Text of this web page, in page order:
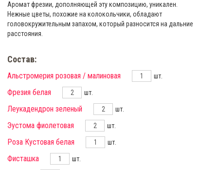
Аромат фрезии, дополняющей эту композицию, уникален.
Нежные цветы, похожие на колокольчики, обладают
головокружительным запахом, который разносится на дальние
расстояния.
Состав:
Альстромерия розовая / малиновая шт.
Фрезия белая шт.
Леукадендрон зеленый шт.
Эустома фиолетовая шт.
Роза Кустовая белая шт.
Фисташка шт.